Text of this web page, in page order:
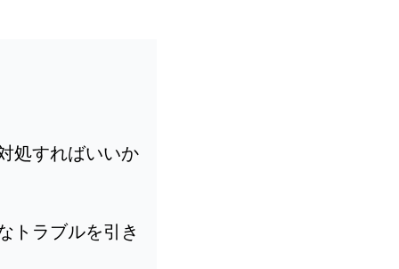
処すればいいか
トラブルを引き